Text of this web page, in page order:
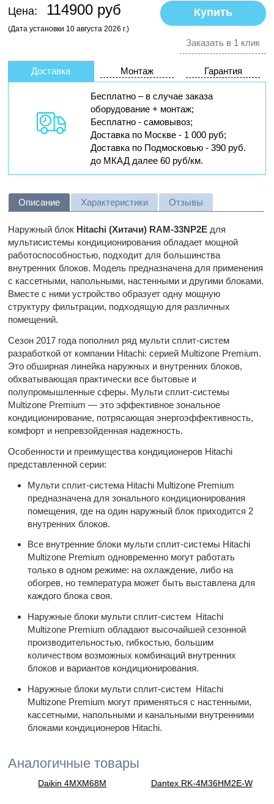
Цена: 114900 руб
(Дата установки 10 августа 2026 г.)
Заказать в 1 клик
Доставка Монтаж Гарантия
Бесплатно – в случае заказа
оборудование + монтаж;
Бесплатно - самовывоз;
Доставка по Москве - 1 000 руб;
Доставка по Подмосковью - 390 руб.
до МКАД далее 60 руб/км.
Описание Характеристики Отзывы
Наружный блок Hitachi (Хитачи) RAM-33NP2Eдля
мультисистемы кондиционирования обладает мощной
работоспособностью, подходит для большинства
внутренних блоков. Модель предназначена для применения
с кассетными, напольными, настенными и другими блоками.
Вместе с ними устройство образует одну мощную
структуру фильтрации, подходящую для различных
помещений.
Сезон 2017 года пополнил ряд мульти сплит-систем
разработкой от компании Hitachi: серией Multizone Premium.
Это обширная линейка наружных и внутренних блоков,
обхватывающая практически все бытовые и
полупромышленные сферы. Мульти сплит-системы
Multizone Premium — это эффективное зональное
кондиционирование, потрясающая энергоэффективность,
комфорт и непревзойденная надежность.
Особенности и преимущества кондиционеров Hitachi
представленной серии:
Мульти сплит-система Hitachi Multizone Premium
предназначена для зонального кондиционирования
помещения, где на один наружный блок приходится 2
внутренних блоков.
Все внутренние блоки мульти сплит-системы Hitachi
Multizone Premium одновременно могут работать
только в одном режиме: на охлаждение, либо на
обогрев, но температура может быть выставлена для
каждого блока своя.
Наружные блоки мульти сплит-систем Hitachi
Multizone Premium обладают высочайшей сезонной
производительностью, гибкостью, большим
количеством возможных комбинаций внутренних
блоков и вариантов кондиционирования.
Наружные блоки мульти сплит-систем Hitachi
Multizone Premium могут применяться с настенными,
кассетными, напольными и канальными внутренними
блоками кондиционеров Hitachi.
Аналогичные товары
Daikin 4MXM68M Dantex RK-4M36HM2E-W